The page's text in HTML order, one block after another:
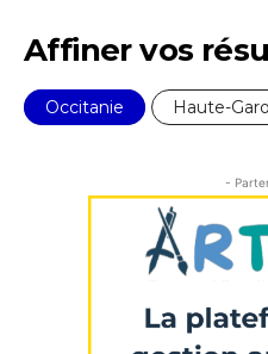
Statut / Organisation
J'accepte les termes et
* Champ obligatoire
Statut / Organisation
termes et
Affiner vos
Occitanie Haute-
-